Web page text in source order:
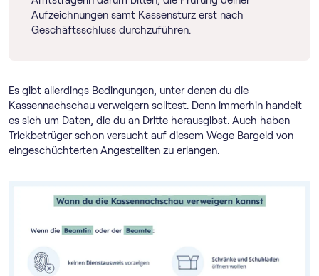
Aufzeichnungen samt Kassensturz erst nach
Geschäftsschluss durchzuführen.
Es gibt allerdings Bedingungen, unter denen du die
Kassennachschau verweigern solltest. Denn immerhin handelt
es sich um Daten, die du an Dritte herausgibst. Auch haben
Trickbetrüger schon versucht auf diesem Wege Bargeld von
eingeschüchterten Angestellten zu erlangen.